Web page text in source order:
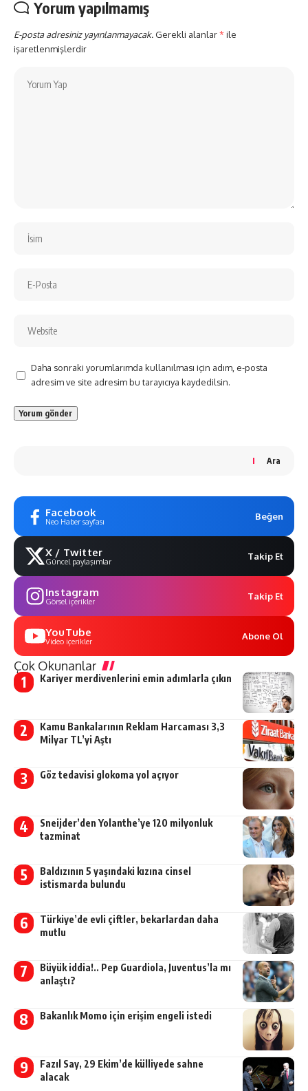
Yorum yapılmamış
E-posta adresiniz yayınlanmayacak. Gerekli alanlar*ile
işaretlenmişlerdir
Daha sonraki yorumlarımda kullanılması için adım, e-posta
adresim ve site adresim bu tarayıcıya kaydedilsin.
Ara
Facebook
Neo Haber sayfası Beğen
X / Twitter
Güncel paylaşımlar Takip Et
Instagram
Görsel içerikler Takip Et
YouTube
Video içerikler Abone Ol
Çok Okunanlar
Kariyer merdivenlerini emin adımlarla çıkın
Kamu Bankalarının Reklam Harcaması 3,3
Milyar TL’yi Aştı
Göz tedavisi glokoma yol açıyor
Sneijder’den Yolanthe’ye 120 milyonluk
tazminat
Baldızının 5 yaşındaki kızına cinsel
istismarda bulundu
Türkiye’de evli çiftler, bekarlardan daha
mutlu
Büyük iddia!.. Pep Guardiola, Juventus’la mı
anlaştı?
Bakanlık Momo için erişim engeli istedi
Fazıl Say, 29 Ekim’de külliyede sahne
alacak